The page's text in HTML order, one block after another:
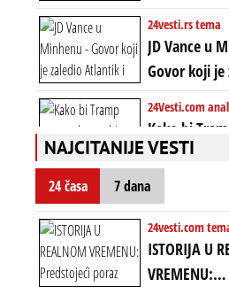
Ratni
plaču za
poretkom...
ikakve
njima, oni su
nebitni kao
24vesti.rs tema
JD Vance u
Govor koji je
Atlantik i
šokirao
transkript)
24Vesti.com
Kako bi
mogao da
TREĆI
uprkos 22.
amandmanu
NAJCITANIJE VESTI
24 časa 7 dana
24vesti.com
ISTORIJA U
VREMENU: